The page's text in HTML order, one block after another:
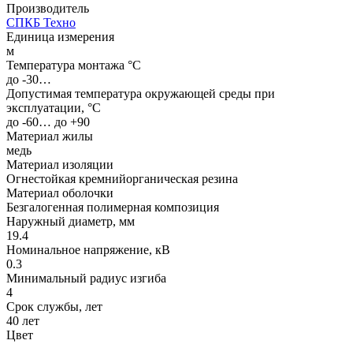
Производитель
СПКБ Техно
Единица измерения
м
Температура монтажа °C
до -30…
Допустимая температура окружающей среды при
эксплуатации, °C
до -60… до +90
Материал жилы
медь
Материал изоляции
Огнестойкая кремнийорганическая резина
Материал оболочки
Безгалогенная полимерная композиция
Наружный диаметр, мм
19.4
Номинальное напряжение, кВ
0.3
Минимальный радиус изгиба
4
Срок службы, лет
40 лет
Цвет